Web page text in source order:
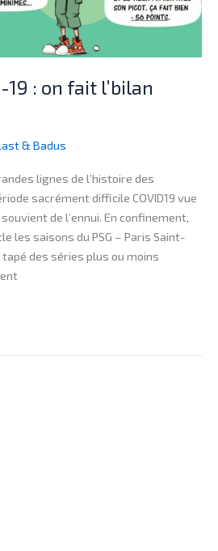
19 : on fait l’bilan
& Badus
lignes de l’histoire des
sacrément difficile COVID19 vue
de l’ennui. En confinement,
les saisons du PSG – Paris Saint-
des séries plus ou moins